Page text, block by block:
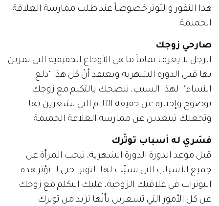
هذا النفور والتوتر خصوصاً عند طلب ممارسة العلاقة
الحميمة.
صارحي زوجك
الرجل لا يعرف تماماً ما هي الأوجاع الحقيقية التي تمرين
بها قبل الدورة الشهرية ويعتقد أنّ كل هذا "دلع
النساء". لهذا السبب، ننصحك بالتكلم مع زوجك
بوضوح وإخباره عن حقيقة الآلام التي تشعرين بها
وتجعلك تبتعدين عن ممارسة العلاقة الحميمة.
فسّري له أسباب توتّرك
قبل موعد الدورة الدورة الشهرية، تبحث المرأة عن
جميع الأسباب التي تسبّب لها التوتر. حتى لا تؤثر هذه
التوترات في علاقتك الزوجية، عليك التكلم مع زوجك
عن كل الأمور التي تشعرين بأنّها تزيد من توترك